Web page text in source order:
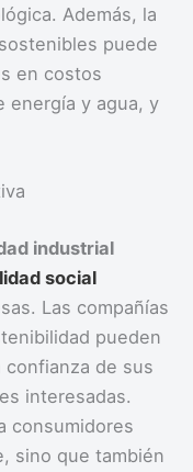
Además, la
puede
en costos
energía y agua, y
industrial
social
Las compañías
pueden
confianza de sus
interesadas.
consumidores
sino que también